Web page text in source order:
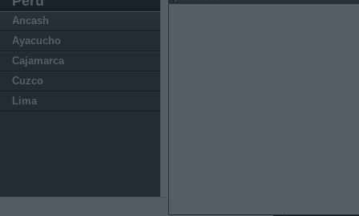
Ancash
Ayacucho
Cajamarca
Cuzco
Lima